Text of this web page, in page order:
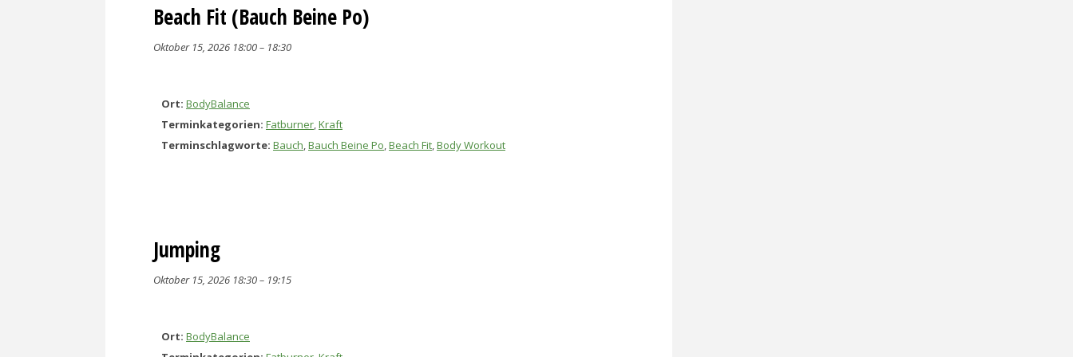
Beach Fit (Bauch Beine Po)
Oktober 15, 2026 18:00– 18:30
Ort: BodyBalance
Terminkategorien: Fatburner,Kraft
Terminschlagworte: Bauch,Bauch Beine Po,Beach Fit,Body Workout
Jumping
Oktober 15, 2026 18:30– 19:15
Ort: BodyBalance